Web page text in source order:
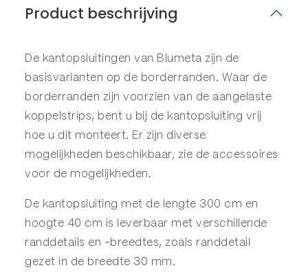
Product beschrijving
De kantopsluitingen van Blumeta zijn de
basisvarianten op de borderranden . Waar de
borderranden zijn voorzien van de aangelaste
koppelstrips, bent u bij de kantopsluiting vrij
hoe u dit monteert. Er zijn diverse
mogelijkheden beschikbaar, zie de accessoires
voor de mogelijkheden.
De kantopsluiting met de lengte 300 cm en
hoogte 40 cm is leverbaar met verschillende
randdetails en -breedtes, zoals randdetail
gezet in de breedte 30 mm.